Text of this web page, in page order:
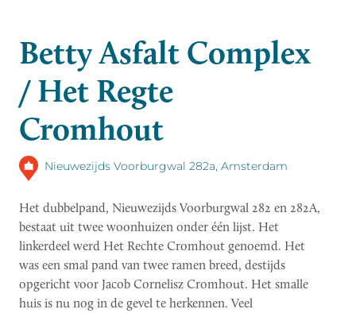
Betty Asfalt Complex
/ Het Regte
Cromhout
Nieuwezijds Voorburgwal 282a, Amsterdam
Het dubbelpand, Nieuwezijds Voorburgwal 282 en 282A,
bestaat uit twee woonhuizen onder één lijst. Het
linkerdeel werd Het Rechte Cromhout genoemd. Het
was een smal pand van twee ramen breed, destijds
opgericht voor Jacob Cornelisz Cromhout. Het smalle
huis is nu nog in de gevel te herkennen. Veel